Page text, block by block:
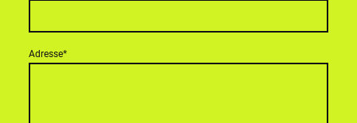
Adresse*